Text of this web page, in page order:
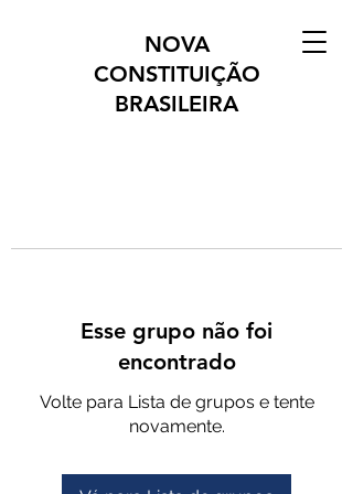
NOVA
CONSTITUIÇÃO
BRASILEIRA
Esse grupo não foi
encontrado
Volte para Lista de grupos e tente
novamente.